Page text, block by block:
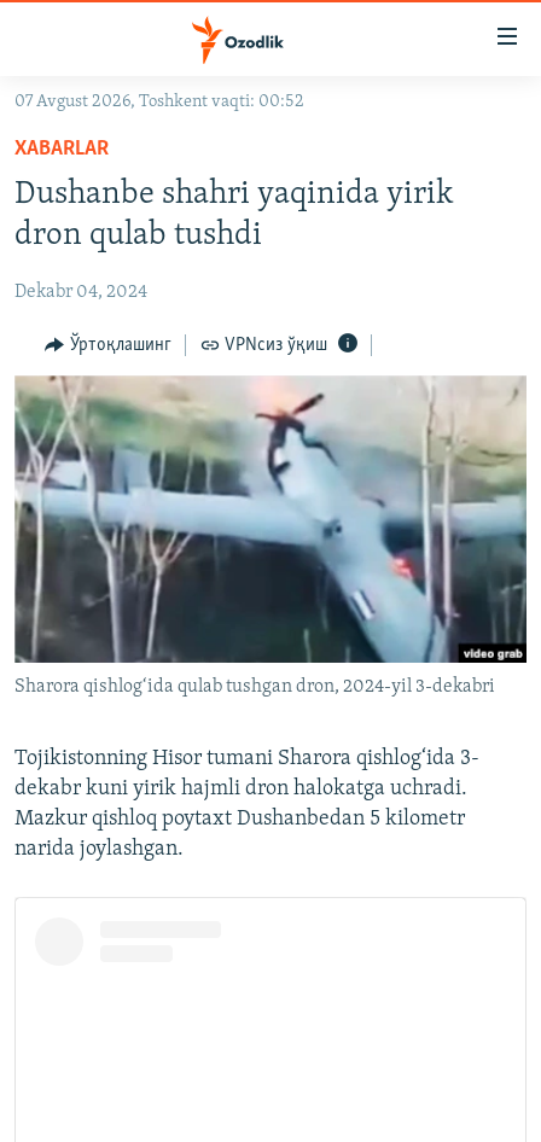
Асосий
навигацияга
ўтинг
Қидиришга
OZODVIDEO
OZODARXIV
На русском
ИЖТИМОИЙ ТАРМОҚЛАР
Озодлик бошқа тилларда
07 Avgust 2026, Toshkent vaqti: 00:52
XABARLAR
Dushanbe shahri yaqinida yirik
dron qulab tushdi
Dekabr 04, 2024
Ўртоқлашинг VPNсиз ўқиш
Sharora qishlog‘ida qulab tushgan dron, 2024-yil 3-dekabri
Tojikistonning Hisor tumani Sharora qishlog‘ida 3-
dekabr kuni yirik hajmli dron halokatga uchradi.
Mazkur qishloq poytaxt Dushanbedan 5 kilometr
narida joylashgan.